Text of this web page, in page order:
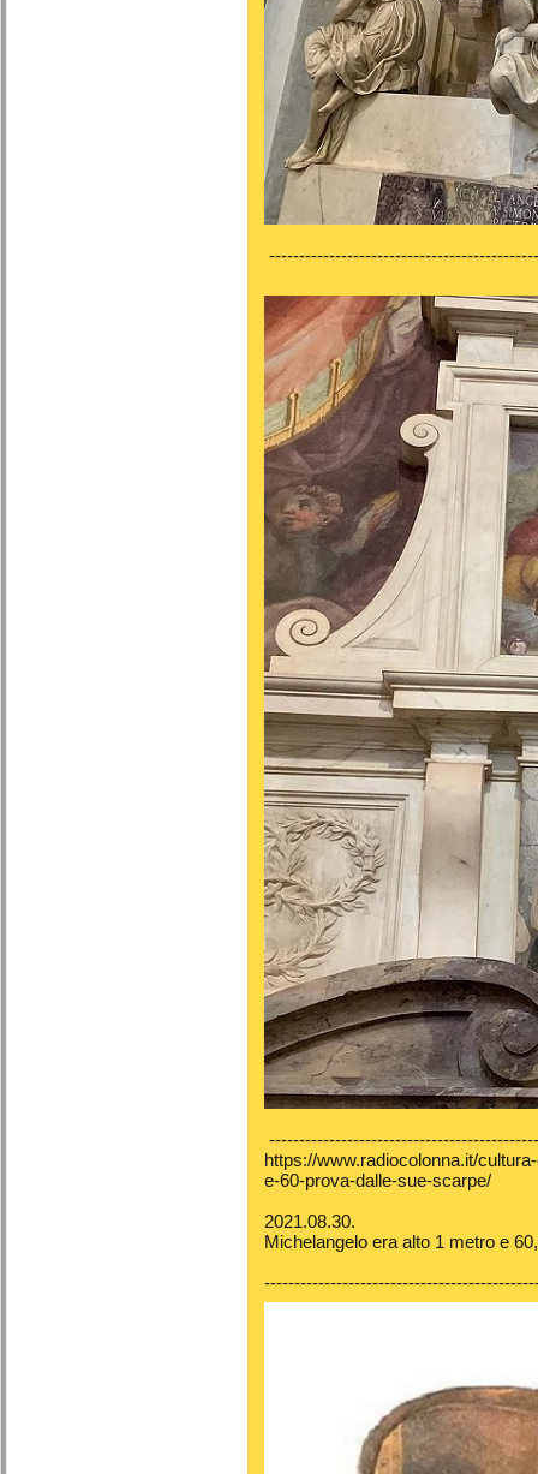
https://www.radiocolonna.it/
e-60-prova-dalle-sue-scarpe/
2021.08.30.
Michelangelo era alto 1 metro e